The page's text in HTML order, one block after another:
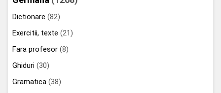
Dictionare (82)
Exercitii, texte (21)
Fara profesor (8)
Ghiduri (30)
Gramatica (38)